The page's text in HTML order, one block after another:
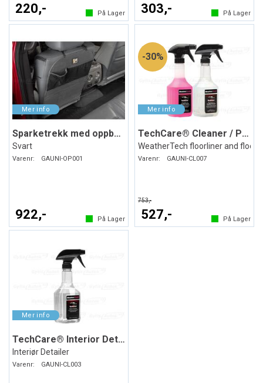
220,- På Lager 303,- På Lager
Sparketrekk med oppbevaring
Svart
Varenr: GAUNI-OP001
922,- På Lager
30%
TechCare® Cleaner / Protector
WeatherTech floorliner and
Varenr: GAUNI-CL007
753,-
527,- På Lager
TechCare® Interior Detailer
Interiør Detailer
Varenr: GAUNI-CL003